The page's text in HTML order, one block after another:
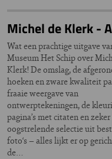
Michel de Klerk -
Wat een prachtige uitgave
Museum Het Schip over
Klerk! De omslag, de
hoeken en zware kwaliteit
fraaie weergave van
ontwerptekeningen, de
pagina’s met citaten en
oogstrelende selectie uit
foto‘s – alles lijkt er op
de…